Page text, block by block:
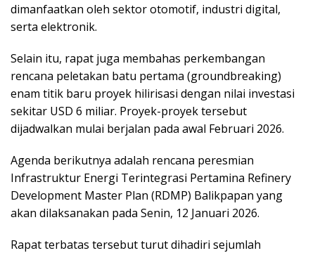
dimanfaatkan oleh sektor otomotif, industri digital,
serta elektronik.
Selain itu, rapat juga membahas perkembangan
rencana peletakan batu pertama (groundbreaking)
enam titik baru proyek hilirisasi dengan nilai investasi
sekitar USD 6 miliar. Proyek-proyek tersebut
dijadwalkan mulai berjalan pada awal Februari 2026.
Agenda berikutnya adalah rencana peresmian
Infrastruktur Energi Terintegrasi Pertamina Refinery
Development Master Plan (RDMP) Balikpapan yang
akan dilaksanakan pada Senin, 12 Januari 2026.
Rapat terbatas tersebut turut dihadiri sejumlah